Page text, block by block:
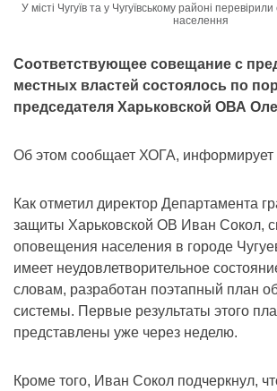
У місті Чугуїв та у Чугуївському районі
населення
Соответствующее совещание с
местных властей состоялось по
председателя Харьковской ОВА
Об этом сообщает ХОГА, информирует
Как отметил директор Департамента
защиты Харьковской ОВ Иван Сокол,
оповещения населения в городе
имеет неудовлетворительное
словам, разработан поэтапный план
системы. Первые результаты этого
представлены уже через неделю.
Кроме того, Иван Сокол подчеркнул,